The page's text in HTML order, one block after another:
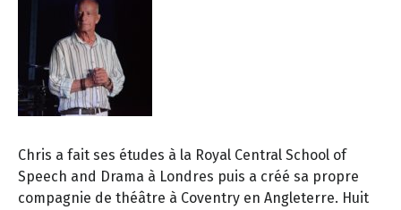
Chris a fait ses études à la Royal Central School of
Speech and Drama à Londres puis a créé sa propre
compagnie de théâtre à Coventry en Angleterre. Huit